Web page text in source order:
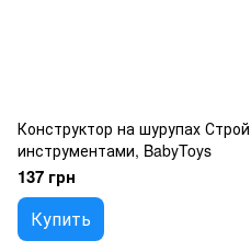
Конструктор на шурупах
инструментами, BabyToys
137 грн
Купить